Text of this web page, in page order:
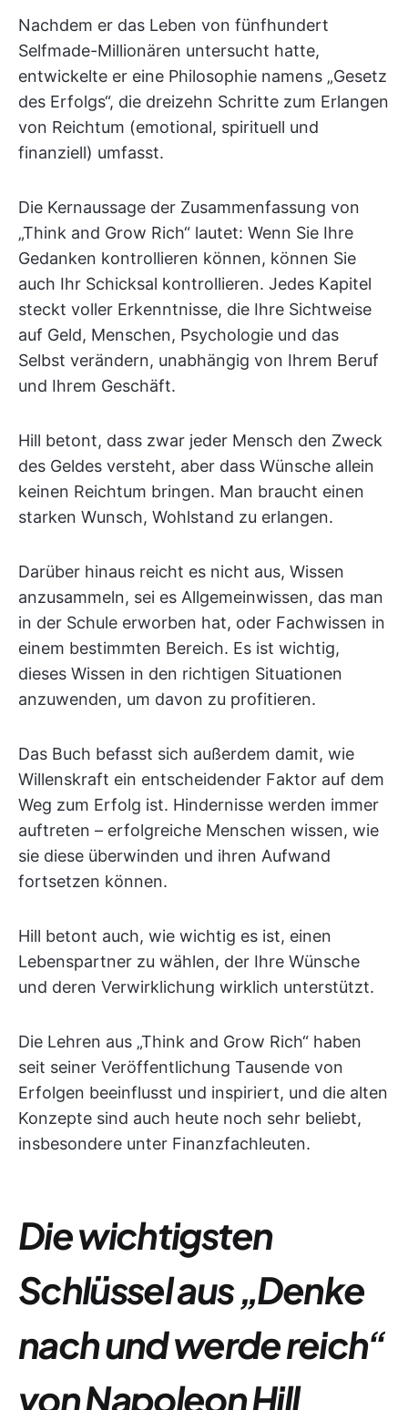
Nachdem er das Leben von fünfhundert
Selfmade-Millionären untersucht hatte,
entwickelte er eine Philosophie namens „Gesetz
des Erfolgs“, die dreizehn Schritte zum Erlangen
von Reichtum (emotional, spirituell und
finanziell) umfasst.
Die Kernaussage der Zusammenfassung von
„Think and Grow Rich“ lautet: Wenn Sie Ihre
Gedanken kontrollieren können, können Sie
auch Ihr Schicksal kontrollieren. Jedes Kapitel
steckt voller Erkenntnisse, die Ihre Sichtweise
auf Geld, Menschen, Psychologie und das
Selbst verändern, unabhängig von Ihrem Beruf
und Ihrem Geschäft.
Hill betont, dass zwar jeder Mensch den Zweck
des Geldes versteht, aber dass Wünsche allein
keinen Reichtum bringen. Man braucht einen
starken Wunsch, Wohlstand zu erlangen.
Darüber hinaus reicht es nicht aus, Wissen
anzusammeln, sei es Allgemeinwissen, das man
in der Schule erworben hat, oder Fachwissen in
einem bestimmten Bereich. Es ist wichtig,
dieses Wissen in den richtigen Situationen
anzuwenden, um davon zu profitieren.
Das Buch befasst sich außerdem damit, wie
Willenskraft ein entscheidender Faktor auf dem
Weg zum Erfolg ist. Hindernisse werden immer
auftreten – erfolgreiche Menschen wissen, wie
sie diese überwinden und ihren Aufwand
fortsetzen können.
Hill betont auch, wie wichtig es ist, einen
Lebenspartner zu wählen, der Ihre Wünsche
und deren Verwirklichung wirklich unterstützt.
Die Lehren aus „Think and Grow Rich“ haben
seit seiner Veröffentlichung Tausende von
Erfolgen beeinflusst und inspiriert, und die alten
Konzepte sind auch heute noch sehr beliebt,
insbesondere unter Finanzfachleuten.
Die wichtigsten
Schlüssel aus „Denke
nach und werde reich“
von Napoleon Hill